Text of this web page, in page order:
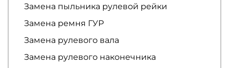
Замена пыльника рулевой рейки
Замена ремня ГУР
Замена рулевого вала
Замена рулевого наконечника